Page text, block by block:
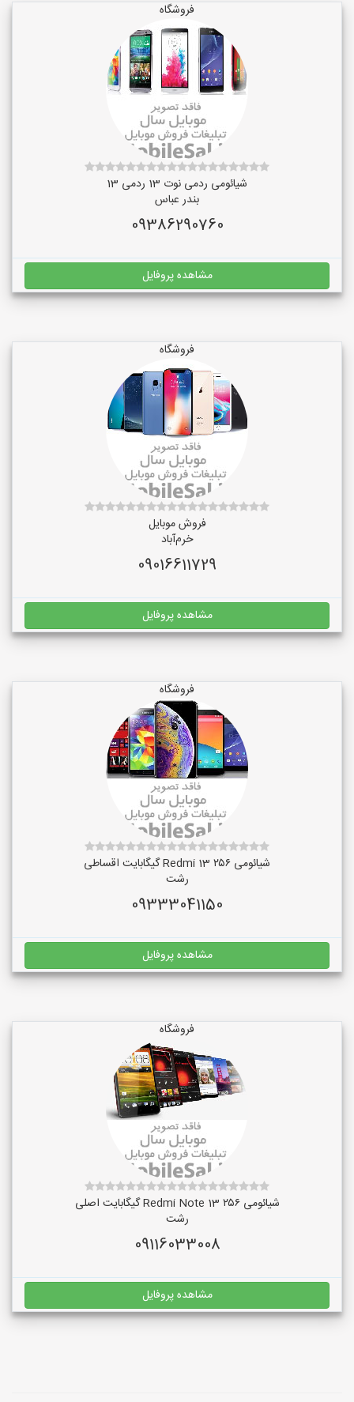
فروشگاه
شیائومی ردمی نوت 13 ردمی 13
بندر عباس
09386290760
مشاهده پروفایل
فروشگاه
فروش موبایل
خرم‌آباد
09016611729
مشاهده پروفایل
فروشگاه
شیائومی Redmi 13 ۲۵۶ گیگابایت اقساطی
رشت
09333041150
مشاهده پروفایل
فروشگاه
شیائومی Redmi Note 13 ۲۵۶ گیگابایت اصلی
رشت
09116033008
مشاهده پروفایل